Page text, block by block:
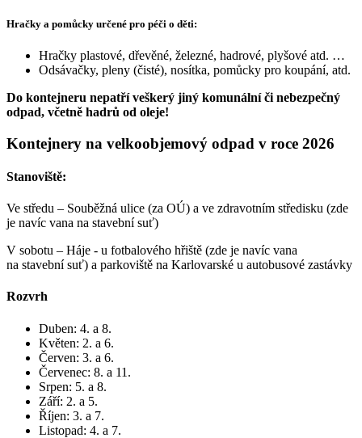
Hračky a pomůcky určené pro péči o děti:
Hračky plastové, dřevěné, železné, hadrové, plyšové atd. …
Odsávačky, pleny (čisté), nosítka, pomůcky pro koupání, atd.
Do kontejneru nepatří veškerý jiný komunální či nebezpečný
odpad, včetně hadrů od oleje!
Kontejnery na velkoobjemový odpad v roce 2026
Stanoviště:
Ve středu – Souběžná ulice (za OÚ) a ve zdravotním středisku (zde
je navíc vana na stavební suť)
V sobotu – Háje - u fotbalového hřiště (zde je navíc vana
na stavební suť) a parkoviště na Karlovarské u autobusové zastávky
Rozvrh
Duben: 4. a 8.
Květen: 2. a 6.
Červen: 3. a 6.
Červenec: 8. a 11.
Srpen: 5. a 8.
Září: 2. a 5.
Říjen: 3. a 7.
Listopad: 4. a 7.